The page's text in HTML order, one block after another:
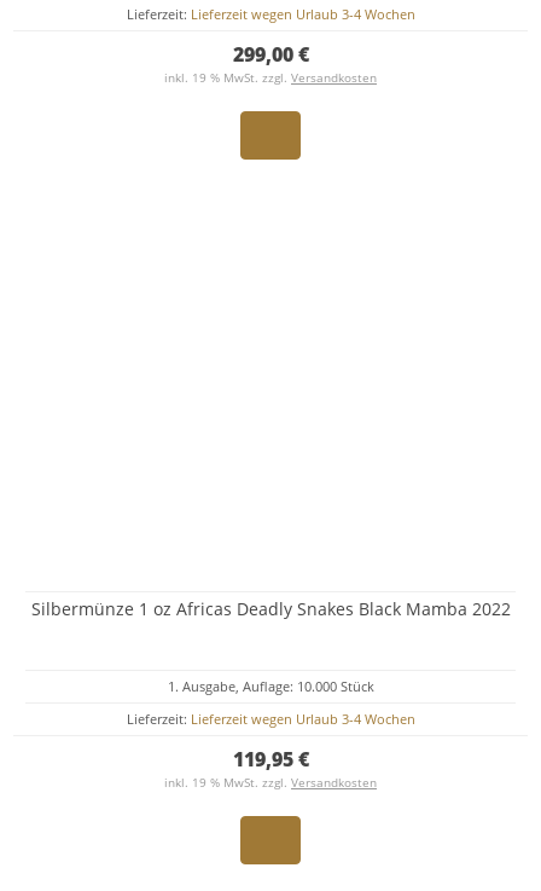
Lieferzeit: Lieferzeit wegen Urlaub 3-4 Wochen
299,00 €
inkl. 19 % MwSt. zzgl. Versandkosten
Silbermünze 1 oz Africas Deadly Snakes Black Mamba 2022
1. Ausgabe, Auflage: 10.000 Stück
Lieferzeit: Lieferzeit wegen Urlaub 3-4 Wochen
119,95 €
inkl. 19 % MwSt. zzgl. Versandkosten